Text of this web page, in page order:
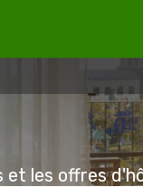
et les offres